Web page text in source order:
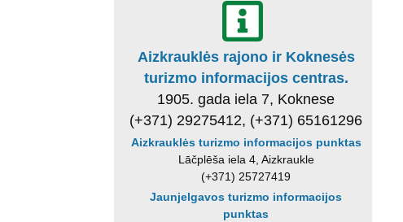
Aizkrauklės rajono ir Koknesės
turizmo informacijos centras.
1905. gada iela 7, Koknese
(+371) 29275412, (+371) 65161296
Aizkrauklės turizmo informacijos punktas
Lāčplēša iela 4, Aizkraukle
(+371) 25727419
Jaunjelgavos turizmo informacijos
punktas